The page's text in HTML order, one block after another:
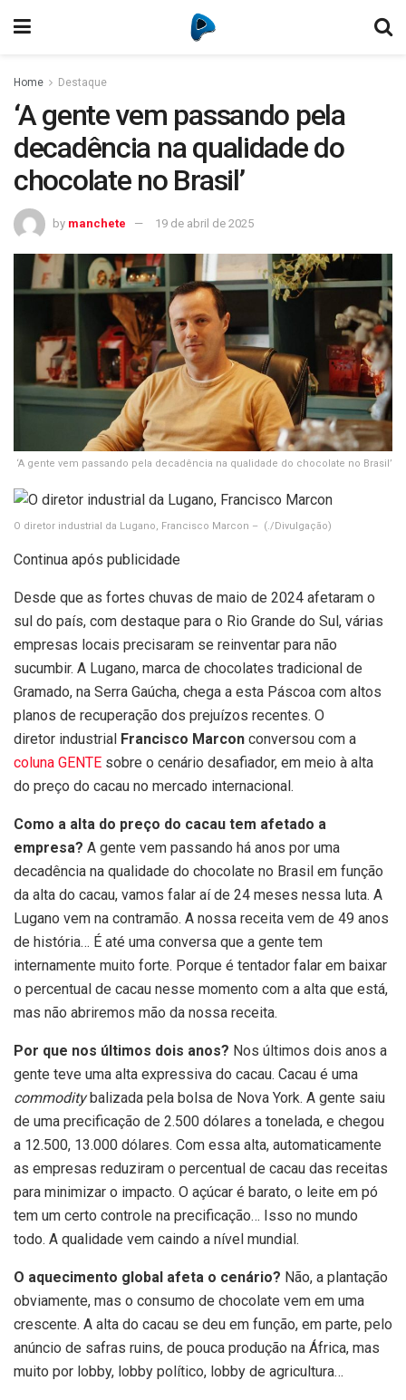
Home Destaque
‘A gente vem passando pela
decadência na qualidade do
chocolate no Brasil’
by manchete 19 de abril de 2025
‘A gente vem passando pela decadência na qualidade do chocolate no Brasil’
O diretor industrial da Lugano, Francisco Marcon – (./Divulgação)
Continua após publicidade
Desde que as fortes chuvas de maio de 2024 afetaram o
sul do país, com destaque para o Rio Grande do Sul, várias
empresas locais precisaram se reinventar para não
sucumbir. A Lugano, marca de chocolates tradicional de
Gramado, na Serra Gaúcha, chega a esta Páscoa com altos
planos de recuperação dos prejuízos recentes. O
diretor industrial Francisco Marcon conversou com a
coluna GENTE sobre o cenário desafiador, em meio à alta
do preço do cacau no mercado internacional.
Como a alta do preço do cacau tem afetado a
empresa? A gente vem passando há anos por uma
decadência na qualidade do chocolate no Brasil em função
da alta do cacau, vamos falar aí de 24 meses nessa luta. A
Lugano vem na contramão. A nossa receita vem de 49 anos
de história… É até uma conversa que a gente tem
internamente muito forte. Porque é tentador falar em baixar
o percentual de cacau nesse momento com a alta que está,
mas não abriremos mão da nossa receita.
Por que nos últimos dois anos? Nos últimos dois anos a
gente teve uma alta expressiva do cacau. Cacau é uma
commodity balizada pela bolsa de Nova York. A gente saiu
de uma precificação de 2.500 dólares a tonelada, e chegou
a 12.500, 13.000 dólares. Com essa alta, automaticamente
as empresas reduziram o percentual de cacau das receitas
para minimizar o impacto. O açúcar é barato, o leite em pó
tem um certo controle na precificação… Isso no mundo
todo. A qualidade vem caindo a nível mundial.
O aquecimento global afeta o cenário? Não, a plantação
obviamente, mas o consumo de chocolate vem em uma
crescente. A alta do cacau se deu em função, em parte, pelo
anúncio de safras ruins, de pouca produção na África, mas
muito por lobby, lobby político, lobby de agricultura…